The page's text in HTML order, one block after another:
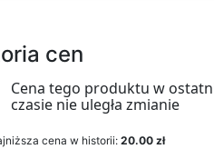
cen
Cena tego produktu w
czasie nie uległa zmianie
cena w historii:20.00 zł